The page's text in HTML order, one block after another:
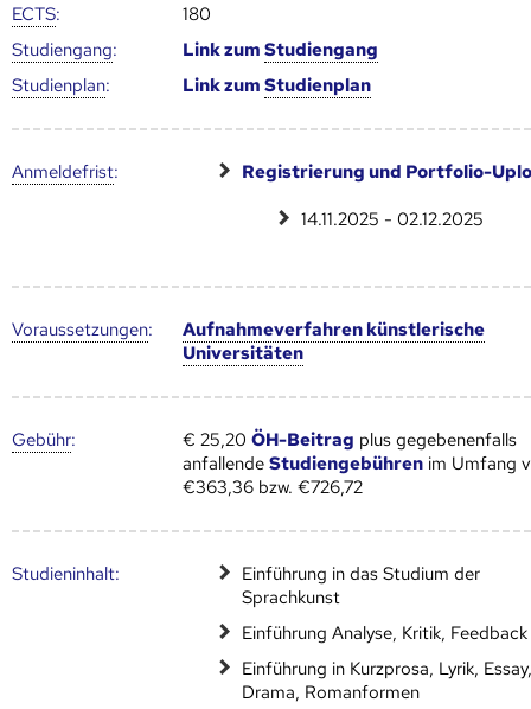
ECTS:
180
Studien­gang: Link zumStudien­gang
Studien­plan: Link zumStudien­plan
Anmelde­frist: Registrierung und Portfolio-
14.11.2025 - 02.12.2025
Voraus­setzungen:
Aufnahmeverfahren künstlerische
Universitäten
Gebühr: € 25,20ÖH-Beitrag plus gegebenenfalls
anfallendeStudiengebühren im Umfang
€363,36 bzw. €726,72
Studien­inhalt:
Einführung in das Studium der
Sprachkunst
Einführung Analyse, Kritik, Feedback
Einführung in Kurzprosa, Lyrik,
Drama, Romanformen